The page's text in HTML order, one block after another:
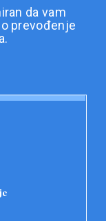
da vam
prevođenje
je priprema
svoje
za prevod.